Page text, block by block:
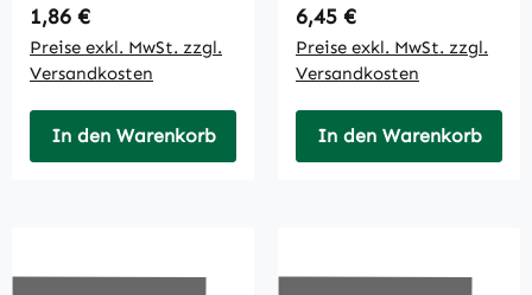
Regulärer Preis:
1,86 €
Preise exkl. MwSt. zzgl.
Versandkosten
In den Warenkorb
Regulärer Preis:
6,45 €
Preise exkl. MwSt. zzgl.
Versandkosten
In den Warenkorb